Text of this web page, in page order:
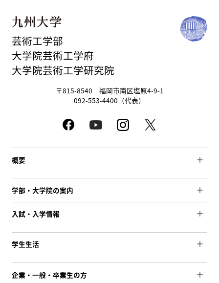
芸術工学部
大学院芸術工学府
大学院芸術工学研究院
〒815-8540 福岡市南区塩原4-9-1
092-553-4400（代表）
概要
学部・大学院の案内
入試・入学情報
学生生活
企業・一般・卒業生の方